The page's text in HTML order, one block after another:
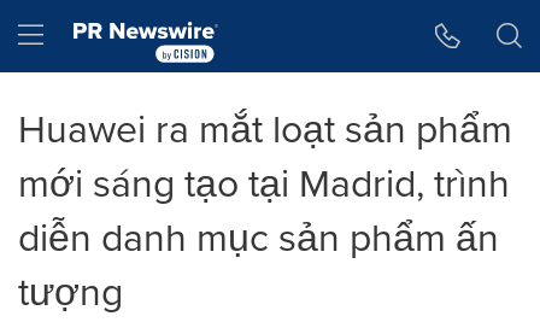
Hamburger menu
Huawei ra mắt loạt sản phẩm
mới sáng tạo tại Madrid, trình
diễn danh mục sản phẩm ấn
tượng